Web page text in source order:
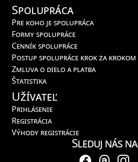
Spolupráca
Pre koho je spolupráca
Formy spolupráce
Cenník spolupráce
Postup spolupráce krok za krokom
Zmluva o dielo a platba
Štatistika
Užívateľ
Prihlásenie
Registrácia
Výhody registrácie
Sleduj nás na